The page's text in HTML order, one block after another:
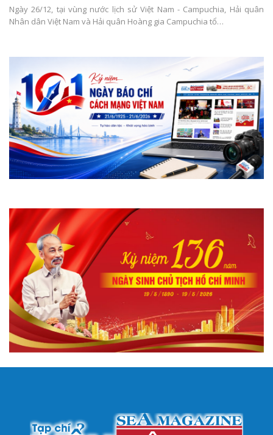
Ngày 26/12, tại vùng nước lịch sử Việt Nam - Campuchia, Hải quân
Nhân dân Việt Nam và Hải quân Hoàng gia Campuchia tổ…